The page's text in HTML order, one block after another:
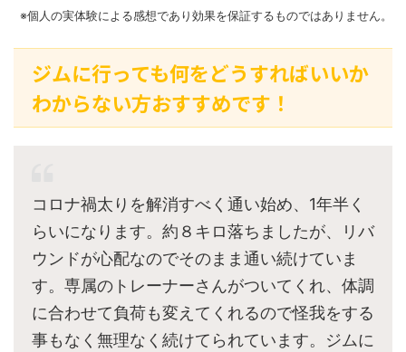
※個人の実体験による感想であり効果を保証するものではありません。
ジムに行っても何をどうすればいいか
わからない方おすすめです！
コロナ禍太りを解消すべく通い始め、1年半く
らいになります。約８キロ落ちましたが、リバ
ウンドが心配なのでそのまま通い続けていま
す。専属のトレーナーさんがついてくれ、体調
に合わせて負荷も変えてくれるので怪我をする
事もなく無理なく続けてられています。ジムに